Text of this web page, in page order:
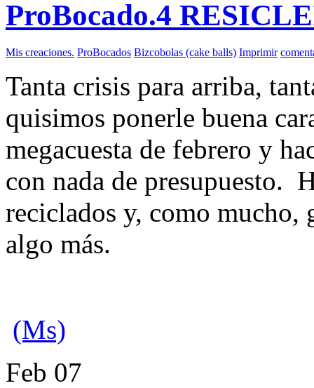
ProBocado.4
Mis creaciones. ProBocados Bizcobolas (cake balls) Imprimir
Tanta crisis para arriba,
quisimos ponerle buena
megacuesta de febrero y
con nada de presupuesto.
reciclados y, como mucho,
algo más.
(Ms)
Feb 07